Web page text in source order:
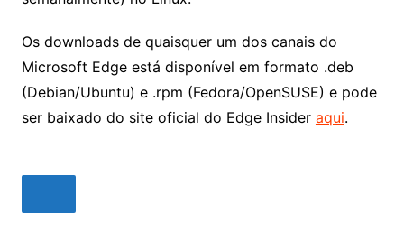
Os downloads de quaisquer um dos canais do
Microsoft Edge está disponível em formato .deb
(Debian/Ubuntu) e .rpm (Fedora/OpenSUSE) e pode
ser baixado do site oficial do Edge Insider aqui.